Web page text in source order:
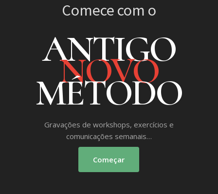
Comece com o
ANTIGO
NOVO
MÉTODO
Gravações de workshops, exercícios e
comunicações semanais…
Começar